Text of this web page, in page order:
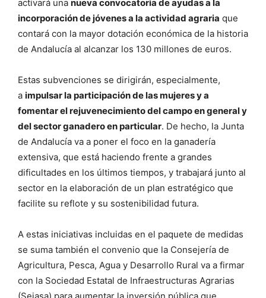
activará una nueva convocatoria de ayudas a la
incorporación de jóvenes a la actividad agraria que
contará con la mayor dotación económica de la historia
de Andalucía al alcanzar los 130 millones de euros.
Estas subvenciones se dirigirán, especialmente,
a impulsar la participación de las mujeres y a
fomentar el rejuvenecimiento del campo en general y
del sector ganadero en particular. De hecho, la Junta
de Andalucía va a poner el foco en la ganadería
extensiva, que está haciendo frente a grandes
dificultades en los últimos tiempos, y trabajará junto al
sector en la elaboración de un plan estratégico que
facilite su reflote y su sostenibilidad futura.
A estas iniciativas incluidas en el paquete de medidas
se suma también el convenio que la Consejería de
Agricultura, Pesca, Agua y Desarrollo Rural va a firmar
con la Sociedad Estatal de Infraestructuras Agrarias
(Seiasa) para aumentar la inversión pública que